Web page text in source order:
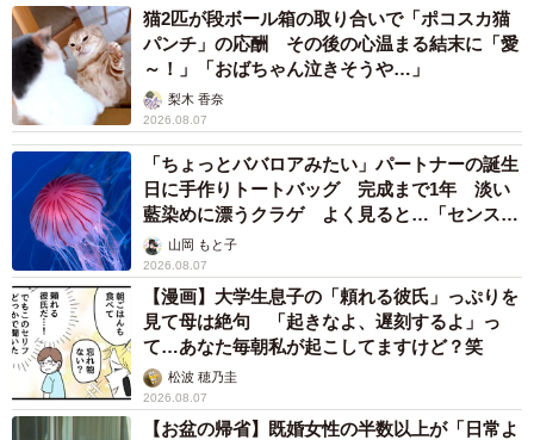
【5位 交際費が多い】
・結婚後は配偶者のゴルフが家計を圧迫して困りました。
職場の付き合いで始めたのは理解できるけど、ゴルフスク
ールや用品の出費が予想以上で、生活費にしわ寄せが来て
ストレスでした（40代女性）
・飲みや食事に行くと、かっこつけて人より余分に支払っ
ている（50代以上女性）
結婚前に確認すべきだったこと
猫2匹が段ボール箱の取り合いで「ポコスカ猫
パンチ」の応酬 その後の心温まる結末に「愛
～！」「おばちゃん泣きそうや…」
梨木 香奈
2026.08.07
「ちょっとババロアみたい」パートナーの誕生
日に手作りトートバッグ 完成まで1年 淡い
藍染めに漂うクラゲ よく見ると…「センスす
ごい」山岡 もと子
2026.08.07
【漫画】大学生息子の「頼れる彼氏」っぷりを
見て母は絶句 「起きなよ、遅刻するよ」っ
て…あなた毎朝私が起こしてますけど？笑
松波 穂乃圭
2026.08.07
【お盆の帰省】既婚女性の半数以上が「日常よ